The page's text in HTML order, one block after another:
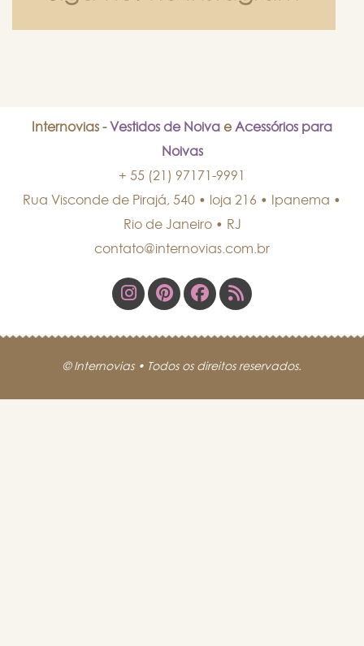
Internovias - Vestidos de Noiva e Acessórios para
Noivas
+ 55 (21) 97171-9991
Rua Visconde de Pirajá, 540 • loja 216 • Ipanema •
Rio de Janeiro• RJ
contato@internovias.com.br
© Internovias • Todos os direitos reservados.